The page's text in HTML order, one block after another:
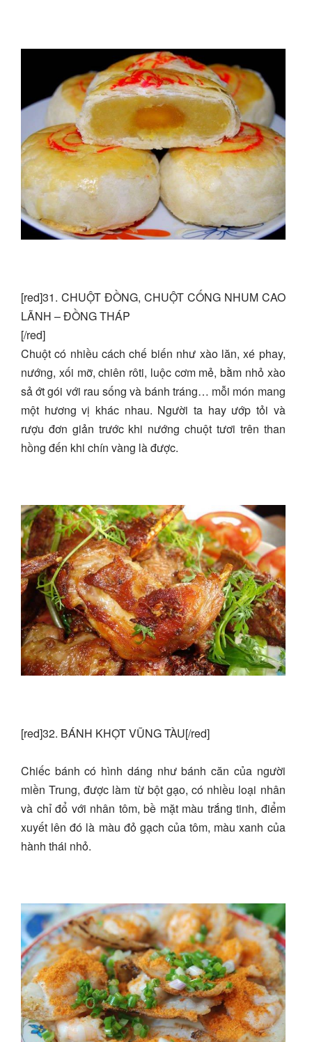
[red]31. CHUỘT ĐỒNG, CHUỘT CỐNG NHUM CAO
LÃNH – ĐỒNG THÁP
[/red]
Chuột có nhiều cách chế biến như xào lăn, xé phay,
nướng, xối mỡ, chiên rôti, luộc cơm mẻ, bằm nhỏ xào
sả ớt gói với rau sống và bánh tráng… mỗi món mang
một hương vị khác nhau. Người ta hay ướp tỏi và
rượu đơn giản trước khi nướng chuột tươi trên than
hồng đến khi chín vàng là được.
[red]32. BÁNH KHỌT VŨNG TÀU[/red]
Chiếc bánh có hình dáng như bánh căn của người
miền Trung, được làm từ bột gạo, có nhiều loại nhân
và chỉ đổ với nhân tôm, bề mặt màu trắng tinh, điểm
xuyết lên đó là màu đỏ gạch của tôm, màu xanh của
hành thái nhỏ.